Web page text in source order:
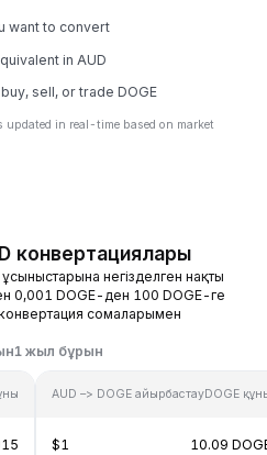
want to convert
in AUD
sell, or trade DOGE
updated in real-time based on market
конвертациялары
ұсыныстарына негізделген нақты
0,001 DOGE-ден 100 DOGE-ге
конвертация сомаларымен
1 жыл бұрын
AUD –> DOGE айырбастауDOGE
$1 10.09